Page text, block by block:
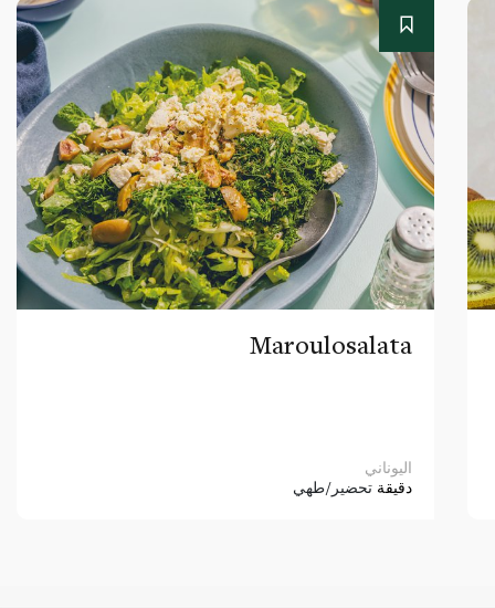
Maroulosalata
اليوناني
دقيقة تحضير/طهي